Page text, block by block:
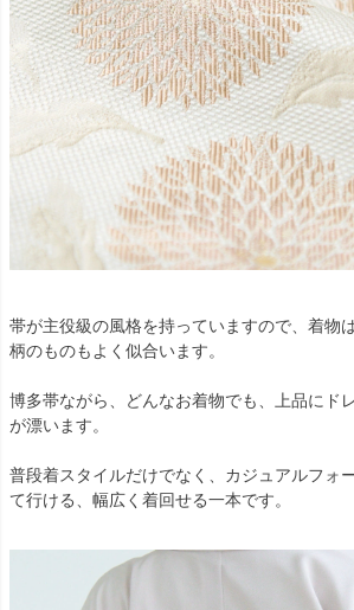
帯が主役級の風格を持っていますので、着物
柄のものもよく似合います。
博多帯ながら、どんなお着物でも、上品にド
が漂います。
普段着スタイルだけでなく、カジュアルフォ
て行ける、幅広く着回せる一本です。